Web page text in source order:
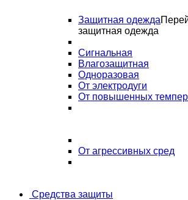
Защитная одежда
защитная одежда
Сигнальная
Влагозащитная
Одноразовая
От электродуги
От повышенных
От агрессивных сред
Средства защиты